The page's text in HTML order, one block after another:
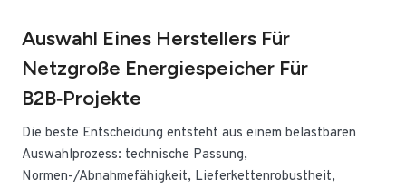
Auswahl Eines Herstellers Für
Netzgroße Energiespeicher Für
B2B‑Projekte
Die beste Entscheidung entsteht aus einem belastbaren
Auswahlprozess: technische Passung,
Normen-/Abnahmefähigkeit, Lieferkettenrobustheit,